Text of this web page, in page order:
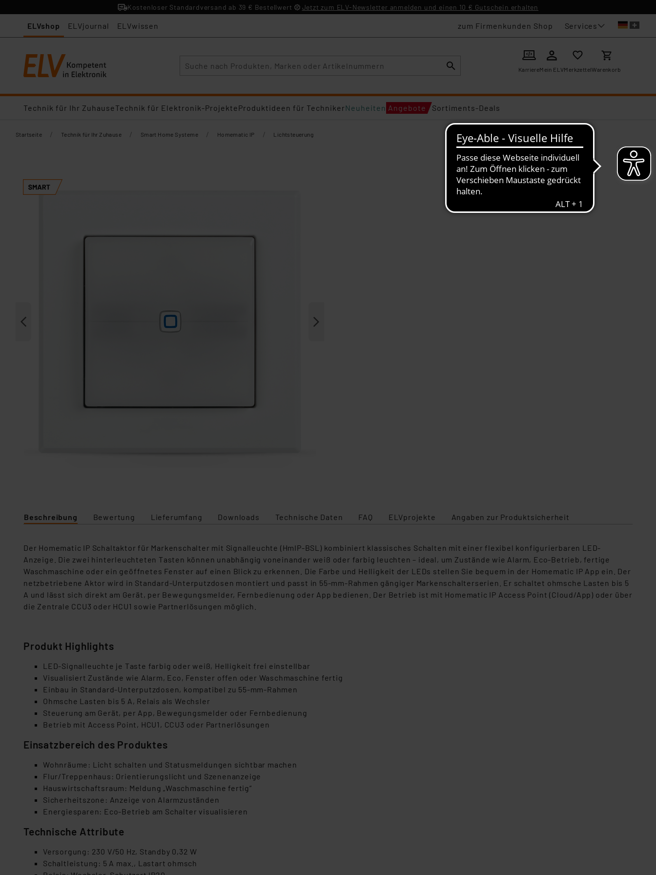
Kostenloser Standardversand ab 39 € Bestellwert Jetzt zum ELV-Newsletter anmelden und einen 10 € Gutschein erhalten
ELVshop ELVjournal ELVwissen zum Firmenkunden Shop Services
KarriereMein ELVMerkzettelWarenkorb
Technik für Ihr ZuhauseTechnik für Elektronik-ProjekteProduktideen für TechnikerNeuheiten Angebote Sortiments-Deals
Startseite / Technik für Ihr Zuhause / Smart Home Systeme / Homematic IP / Lichtsteuerung
Beschreibung Bewertung Lieferumfang Downloads Technische Daten FAQ ELVprojekte Angaben zur Produktsicherheit
Der Homematic IP Schaltaktor für Markenschalter mit Signalleuchte (HmIP‑BSL) kombiniert klassisches Schalten mit einer flexibel konfigurierbaren LED-
Anzeige. Die zwei hinterleuchteten Tasten können unabhängig voneinander weiß oder farbig leuchten – ideal, um Zustände wie Alarm, Eco-Betrieb, fertige
Waschmaschine oder ein geöffnetes Fenster auf einen Blick zu erkennen. Die Farbe und Helligkeit der LEDs stellen Sie bequem in der Homematic IP App ein. Der
netzbetriebene Aktor wird in Standard-Unterputzdosen montiert und passt in 55-mm-Rahmen gängiger Markenschalterserien. Er schaltet ohmsche Lasten bis 5
A und lässt sich direkt am Gerät, per Bewegungsmelder, Fernbedienung oder App bedienen. Der Betrieb ist mit Homematic IP Access Point (Cloud/App) oder über
die Zentrale CCU3 oder HCU1 sowie Partnerlösungen möglich.
Produkt Highlights
LED-Signalleuchte je Taste farbig oder weiß, Helligkeit frei einstellbar
Visualisiert Zustände wie Alarm, Eco, Fenster offen oder Waschmaschine fertig
Einbau in Standard-Unterputzdosen, kompatibel zu 55-mm-Rahmen
Ohmsche Lasten bis 5 A, Relais als Wechsler
Steuerung am Gerät, per App, Bewegungsmelder oder Fernbedienung
Betrieb mit Access Point, HCU1, CCU3 oder Partnerlösungen
Einsatzbereich des Produktes
Wohnräume: Licht schalten und Statusmeldungen sichtbar machen
Flur/Treppenhaus: Orientierungslicht und Szenenanzeige
Hauswirtschaftsraum: Meldung „Waschmaschine fertig“
Sicherheitszone: Anzeige von Alarmzuständen
Energiesparen: Eco-Betrieb am Schalter visualisieren
Technische Attribute
Versorgung: 230 V/50 Hz, Standby 0,32 W
Schaltleistung: 5 A max., Lastart ohmsch